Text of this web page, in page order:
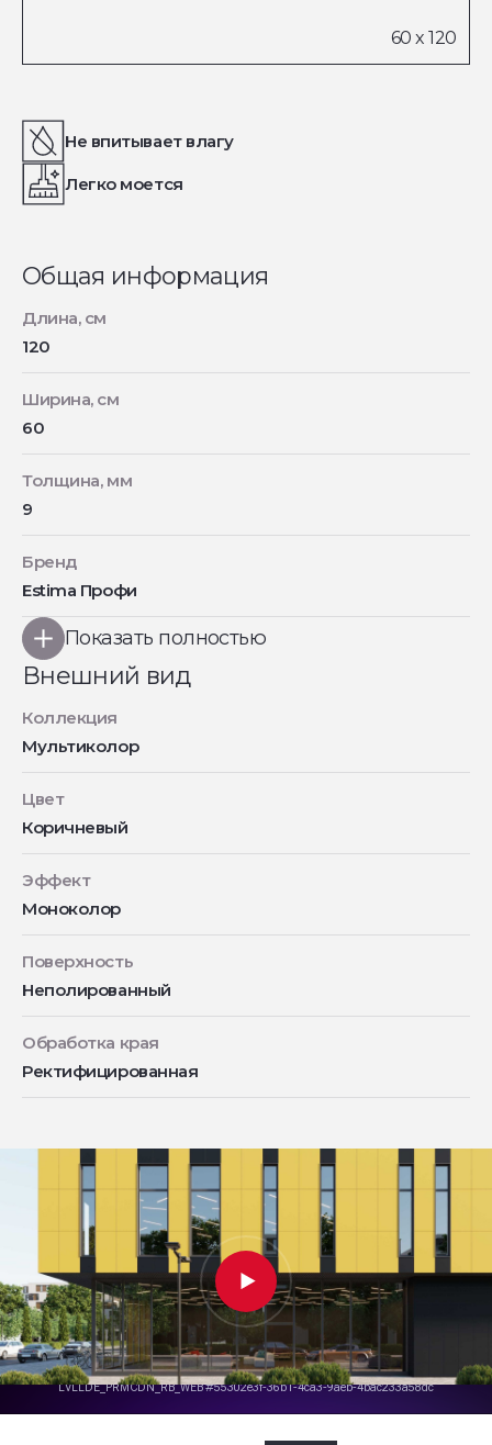
Не впитывает влагу
Легко моется
Общая информация
Длина, см
120
Ширина, см
60
Толщина, мм
9
Бренд
Estima Профи
Показать полностью
Внешний вид
Коллекция
Мультиколор
Цвет
Коричневый
Эффект
Моноколор
Поверхность
Неполированный
Обработка края
Ректифицированная